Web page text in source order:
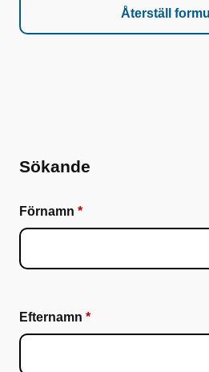
Sökande
Förnamn
Efternamn